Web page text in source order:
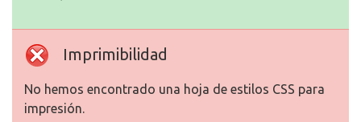
Imprimibilidad
No hemos encontrado una hoja de estilos CSS para
impresión.